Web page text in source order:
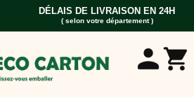
DÉLAIS DE LIVRAISON EN 24H
( selon votre département )